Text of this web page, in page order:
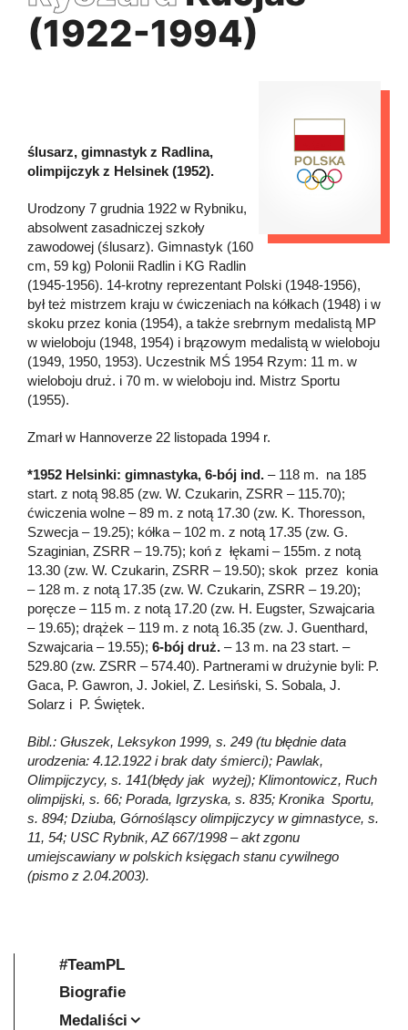
(1922-1994)
ślusarz, gimnastyk z Radlina,
olimpijczyk z Helsinek (1952).
Urodzony 7 grudnia 1922 w Rybniku,
absolwent zasadniczej szkoły
zawodowej (ślusarz). Gimnastyk (160
cm, 59 kg) Polonii Radlin i KG Radlin
(1945-1956). 14-krotny reprezentant Polski (1948-1956),
był też mistrzem kraju w ćwiczeniach na kółkach (1948) i w
skoku przez konia (1954), a także srebrnym medalistą MP
w wieloboju (1948, 1954) i brązowym medalistą w wieloboju
(1949, 1950, 1953). Uczestnik MŚ 1954 Rzym: 11 m. w
wieloboju druż. i 70 m. w wieloboju ind. Mistrz Sportu
(1955).
Zmarł w Hannoverze 22 listopada 1994 r.
*1952 Helsinki: gimnastyka, 6-bój ind. – 118 m. na 185
start. z notą 98.85 (zw. W. Czukarin, ZSRR – 115.70);
ćwiczenia wolne – 89 m. z notą 17.30 (zw. K. Thoresson,
Szwecja – 19.25); kółka – 102 m. z notą 17.35 (zw. G.
Szaginian, ZSRR – 19.75); koń z łękami – 155m. z notą
13.30 (zw. W. Czukarin, ZSRR – 19.50); skok przez konia
– 128 m. z notą 17.35 (zw. W. Czukarin, ZSRR – 19.20);
poręcze – 115 m. z notą 17.20 (zw. H. Eugster, Szwajcaria
– 19.65); drążek – 119 m. z notą 16.35 (zw. J. Guenthard,
Szwajcaria – 19.55); 6-bój druż. – 13 m. na 23 start. –
529.80 (zw. ZSRR – 574.40). Partnerami w drużynie byli: P.
Gaca, P. Gawron, J. Jokiel, Z. Lesiński, S. Sobala, J.
Solarz i P. Świętek.
Bibl.: Głuszek, Leksykon 1999, s. 249 (tu błędnie data
urodzenia: 4.12.1922 i brak daty śmierci); Pawlak,
Olimpijczycy, s. 141(błędy jak wyżej); Klimontowicz, Ruch
olimpijski, s. 66; Porada, Igrzyska, s. 835; Kronika Sportu,
s. 894; Dziuba, Górnośląscy olimpijczycy w gimnastyce, s.
11, 54; USC Rybnik, AZ 667/1998 – akt zgonu
umiejscawiany w polskich księgach stanu cywilnego
(pismo z 2.04.2003).
#TeamPL
Biografie
Medaliści